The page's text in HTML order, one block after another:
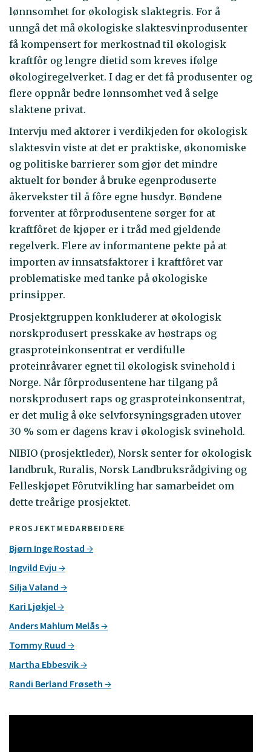
PROSJEKTMEDARBEIDERE
Bjørn Inge Rostad
Ingvild Evju
Silja Valand
Kari Ljøkjel
Anders Mahlum Melås
Tommy Ruud
Martha Ebbesvik
Randi Berland Frøseth
lønnsomhet for økologisk slaktegris. For å
unngå det må økologiske slaktesvinprodusenter
få kompensert for merkostnad til økologisk
kraftfôr og lengre dietid som kreves ifølge
økologiregelverket. I dag er det få produsenter og
flere oppnår bedre lønnsomhet ved å selge
slaktene privat.
Intervju med aktører i verdikjeden for økologisk
slaktesvin viste at det er praktiske, økonomiske
og politiske barrierer som gjør det mindre
aktuelt for bønder å bruke egenproduserte
åkervekster til å fôre egne husdyr. Bøndene
forventer at fôrprodusentene sørger for at
kraftfôret de kjøper er i tråd med gjeldende
regelverk. Flere av informantene pekte på at
importen av innsatsfaktorer i kraftfôret var
problematiske med tanke på økologiske
prinsipper.
Prosjektgruppen konkluderer at økologisk
norskprodusert presskake av høstraps og
grasproteinkonsentrat er verdifulle
proteinråvarer egnet til økologisk svinehold i
Norge. Når fôrprodusentene har tilgang på
norskprodusert raps og grasproteinkonsentrat,
er det mulig å øke selvforsyningsgraden utover
30 % som er dagens krav i økologisk svinehold.
NIBIO (prosjektleder), Norsk senter for økologisk
landbruk, Ruralis, Norsk Landbruksrådgiving og
Felleskjøpet Fôrutvikling har samarbeidet om
dette treårige prosjektet.